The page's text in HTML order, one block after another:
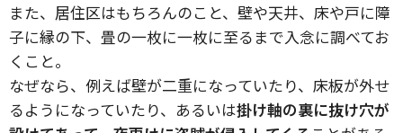
また、居住区はもちろんのこと、壁や天井、床や戸に障
子に縁の下、畳の一枚に一枚に至るまで入念に調べてお
くこと。
なぜなら、例えば壁が二重になっていたり、床板が外せ
るようになっていたり、あるいは掛け軸の裏に抜け穴が